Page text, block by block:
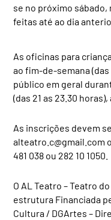
se no próximo
feitas até ao dia
As oficinas para
ao fim-de-semana (das
público em geral
(das 21 as 23.30
As inscrições devem
alteatro.c@gmail.com
481 038 ou 282 10 1050.
O AL Teatro – Teatro
estrutura Financiada
Cultura / DGArtes –